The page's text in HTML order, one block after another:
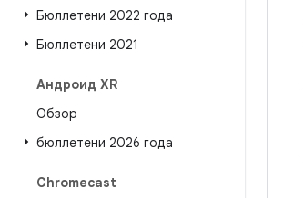
Бюллетени 2022 года
Бюллетени 2021
Андроид XR
Обзор
бюллетени 2026 года
Chromecast